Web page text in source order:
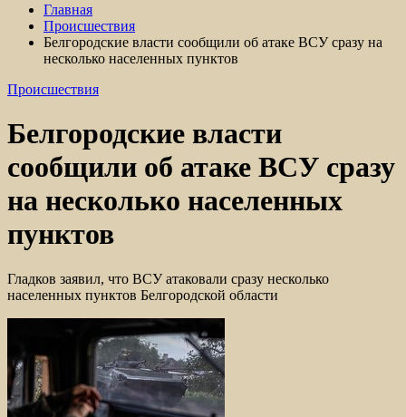
Главная
Происшествия
Белгородские власти сообщили об атаке ВСУ сразу на
несколько населенных пунктов
Происшествия
Белгородские власти
сообщили об атаке ВСУ сразу
на несколько населенных
пунктов
Гладков заявил, что ВСУ атаковали сразу несколько
населенных пунктов Белгородской области